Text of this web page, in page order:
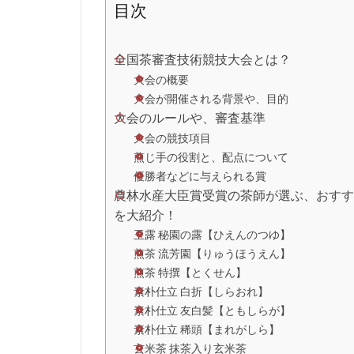
目次
全国茶審査技術競技大会とは？
大会の概要
大会が開催される背景や、目的
大会のルールや、審査基準
大会の競技項目
煎じ手の役割と、配点について
優勝者などに与えられる賞
農林水産大臣賞受賞の茶師が選ぶ、おす
を大紹介！
玉露 秘園の露【ひえんのつゆ】
煎茶 流芳園【りゅうほうえん】
煎茶 特撰【とくせん】
素朴仕立 白折【しらおれ】
素朴仕立 友白髪【ともしらが】
素朴仕立 稀頭【まれがしら】
玄米茶 抹茶入り玄米茶